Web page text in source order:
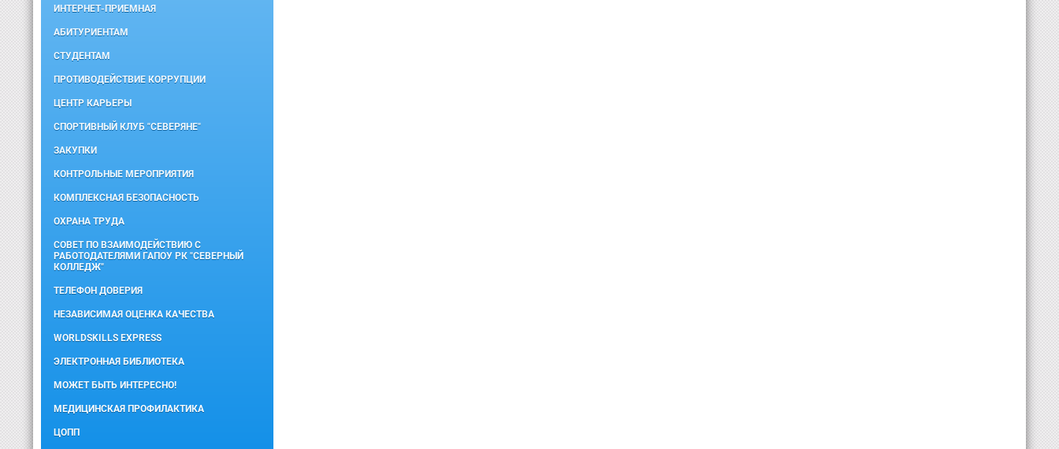
ИНТЕРНЕТ-ПРИЕМНАЯ
АБИТУРИЕНТАМ
СТУДЕНТАМ
ПРОТИВОДЕЙСТВИЕ КОРРУПЦИИ
ЦЕНТР КАРЬЕРЫ
СПОРТИВНЫЙ КЛУБ "СЕВЕРЯНЕ"
ЗАКУПКИ
КОНТРОЛЬНЫЕ МЕРОПРИЯТИЯ
КОМПЛЕКСНАЯ БЕЗОПАСНОСТЬ
ОХРАНА ТРУДА
СОВЕТ ПО ВЗАИМОДЕЙСТВИЮ С
РАБОТОДАТЕЛЯМИ ГАПОУ РК "СЕВЕРНЫЙ
КОЛЛЕДЖ"
ТЕЛЕФОН ДОВЕРИЯ
НЕЗАВИСИМАЯ ОЦЕНКА КАЧЕСТВА
WORLDSKILLS EXPRESS
ЭЛЕКТРОННАЯ БИБЛИОТЕКА
МОЖЕТ БЫТЬ ИНТЕРЕСНО!
МЕДИЦИНСКАЯ ПРОФИЛАКТИКА
ЦОПП